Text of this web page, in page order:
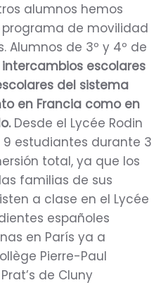
alumnos hemos
de movilidad
Alumnos de 3º y 4º de
intercambios escolares
del sistema
en Francia como en
Desde el Lycée Rodin
estudiantes durante 3
total, ya que los
familias de sus
a clase en el Lycée
españoles
en París ya a
Pierre-Paul
de Cluny